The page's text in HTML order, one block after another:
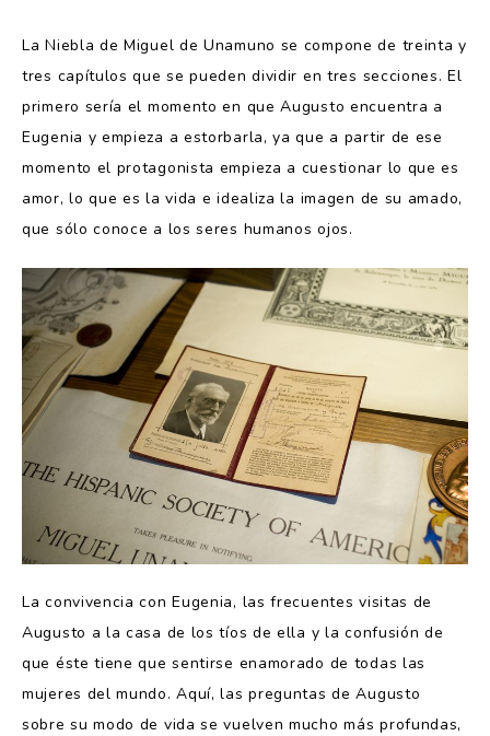
La Niebla de Miguel de Unamuno se compone de treinta y
tres capítulos que se pueden dividir en tres secciones. El
primero sería el momento en que Augusto encuentra a
Eugenia y empieza a estorbarla, ya que a partir de ese
momento el protagonista empieza a cuestionar lo que es
amor, lo que es la vida e idealiza la imagen de su amado,
que sólo conoce a los seres humanos ojos.
La convivencia con Eugenia, las frecuentes visitas de
Augusto a la casa de los tíos de ella y la confusión de
que éste tiene que sentirse enamorado de todas las
mujeres del mundo. Aquí, las preguntas de Augusto
sobre su modo de vida se vuelven mucho más profundas,